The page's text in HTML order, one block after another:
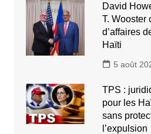
David
T. Wooster
d’affaires
Haïti
5 août
TPS :
pour les
sans
l’expulsion